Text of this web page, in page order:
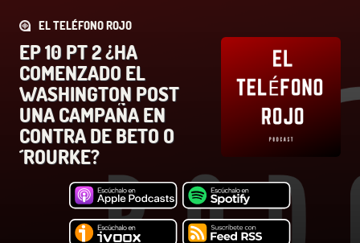
EL TELÉFONO ROJO
EP 10 PT 2 ¿HA
COMENZADO EL
WASHINGTON POST
UNA CAMPAÑA EN
CONTRA DE BETO O
´ROURKE?